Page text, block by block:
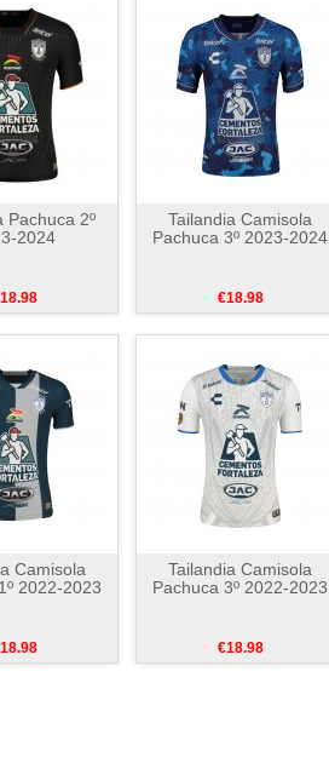
Pachuca 2º
2024
Tailandia Camisola
Pachuca 3º 2023-2024
€18.98
Camisola
2022-2023
Tailandia Camisola
Pachuca 3º 2022-2023
€18.98